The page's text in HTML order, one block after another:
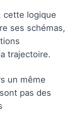
cette logique
ses schémas,
trajectoire.
un même
pas des